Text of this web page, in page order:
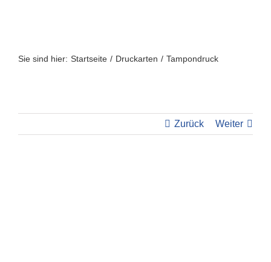
Sie sind hier: Startseite Druckarten Tampondruck
Zurück Weiter